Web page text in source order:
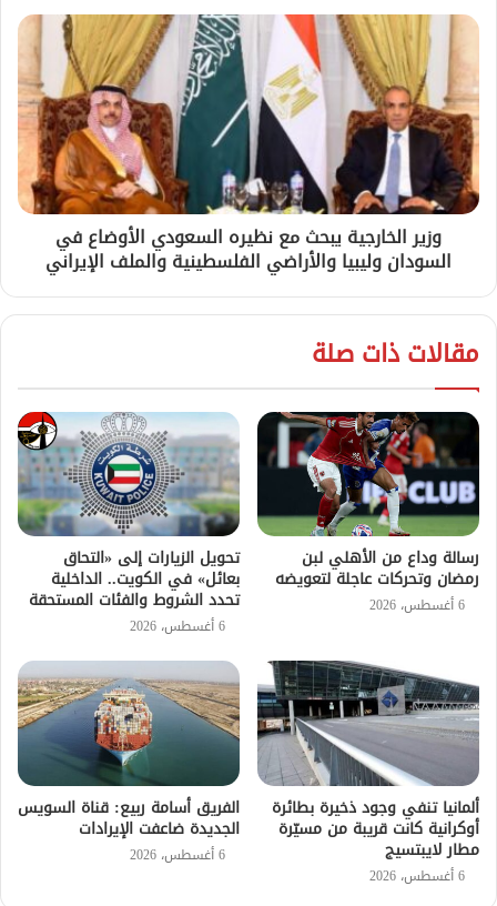
وزير الخارجية يبحث مع نظيره السعودي الأوضاع في
السودان وليبيا والأراضي الفلسطينية والملف الإيراني
مقالات ذات صلة
رسالة وداع من الأهلي لبن
رمضان وتحركات عاجلة لتعويضه
6 أغسطس، 2026
تحويل الزيارات إلى «التحاق
بعائل» في الكويت.. الداخلية
تحدد الشروط والفئات المستحقة
6 أغسطس، 2026
ألمانيا تنفي وجود ذخيرة بطائرة
أوكرانية كانت قريبة من مسيّرة
مطار لايبتسيج
6 أغسطس، 2026
الفريق أسامة ربيع: قناة السويس
الجديدة ضاعفت الإيرادات
6 أغسطس، 2026